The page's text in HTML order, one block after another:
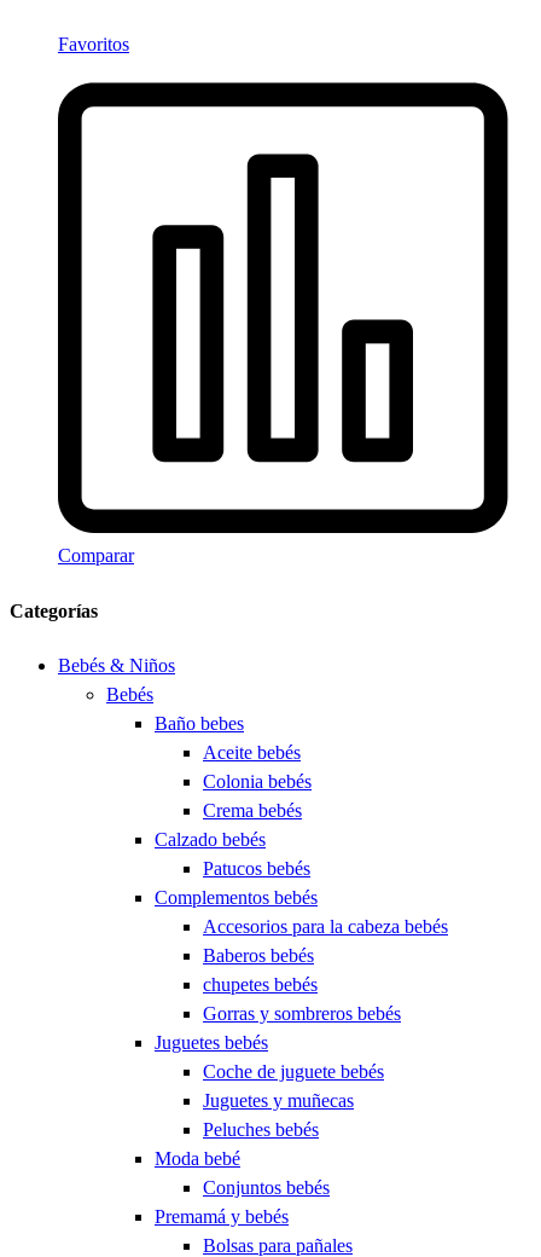
Favoritos
Comparar
Categorías
Bebés & Niños
Bebés
Baño bebes
Aceite bebés
Colonia bebés
Crema bebés
Calzado bebés
Patucos bebés
Complementos bebés
Accesorios para la cabeza bebés
Baberos bebés
chupetes bebés
Gorras y sombreros bebés
Juguetes bebés
Coche de juguete bebés
Juguetes y muñecas
Peluches bebés
Moda bebé
Conjuntos bebés
Premamá y bebés
Bolsas para pañales